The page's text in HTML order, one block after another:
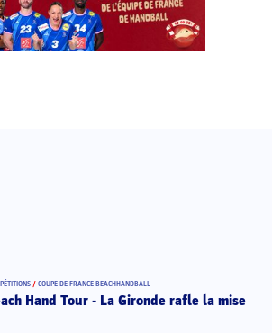
/ COUPE DE FRANCE BEACHHANDBALL
Hand Tour - La Gironde rafle la mise